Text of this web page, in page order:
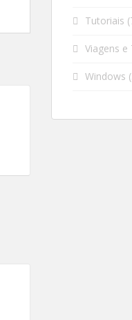
Tutoriais
Viagens e
Windows